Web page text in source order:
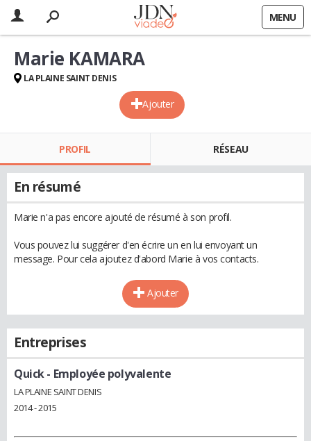
MENU
Ajouter
Marie KAMARA
LA PLAINE SAINT DENIS
PROFIL RÉSEAU
En résumé
Marie n'a pas encore ajouté de résumé à son profil.
Vous pouvez lui suggérer d'en écrire un en lui envoyant un
message. Pour cela ajoutez d'abord Marie à vos contacts.
Ajouter
Entreprises
Quick- Employée polyvalente
LA PLAINE SAINT DENIS
2014 - 2015